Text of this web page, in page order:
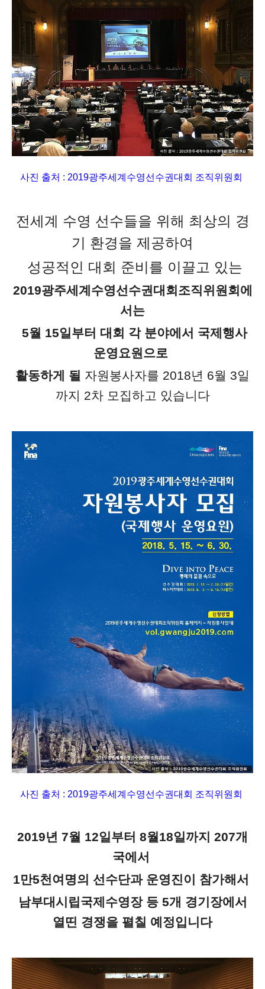
사진 출처 : 2019광주세계수영선수권대회 조직위원회
전세계 수영 선수들을 위해 최상의 경
기 환경을 제공하여
성공적인 대회 준비를 이끌고 있는
2019광주세계수영선수권대회조직위원회에
서는
5월 15일부터 대회 각 분야에서 국제행사
운영요원으로
활동하게 될 자원봉사자를 2018년 6월 3일
까지 2차 모집하고 있습니다
사진 출처 : 2019광주세계수영선수권대회 조직위원회
2019년 7월 12일부터 8월18일까지 207개
국에서
1만5천여명의 선수단과 운영진이 참가해서
남부대시립국제수영장 등 5개 경기장에서
열띤 경쟁을 펼칠 예정입니다